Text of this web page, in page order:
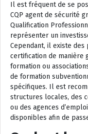
Il est fréquent de se
CQP agent de sécurité
Qualification
représenter un
Cependant, il existe
certification de manière
formation ou
de formation
spécifiques. Il est
structures locales, des
ou des agences
disponibles afin de